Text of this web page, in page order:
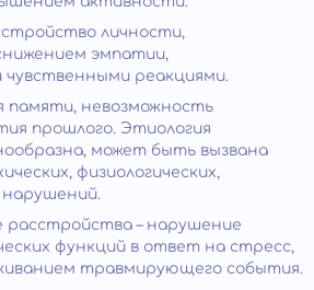
личности,
эмпатии,
реакциями.
памяти, невозможность
прошлого. Этиология
может быть вызвана
физиологических,
нарушений.
– нарушение
функций в ответ на стресс,
травмирующего события.